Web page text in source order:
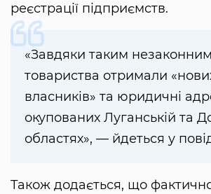
реєстрації підприємств.
«Завдяки таким
товариства отримали
власників» та юридичні
окупованих Луганській та
областях», — йдеться у
Також додається, що